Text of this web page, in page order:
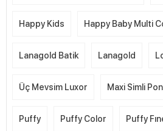
Happy Kids Happy Baby Multi
Lanagold Batik Lanagold
Üç Mevsim Luxor Maxi Simli
Puffy Puffy Color Puffy